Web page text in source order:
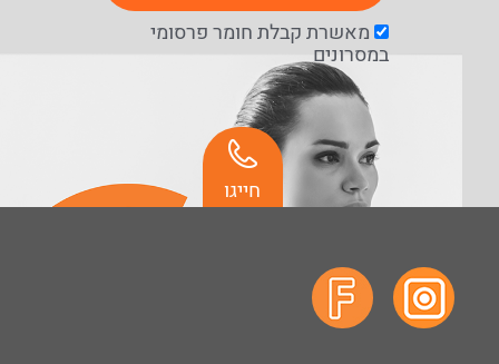
מאשרת קבלת חומר פרסומי
במסרונים
חייגו